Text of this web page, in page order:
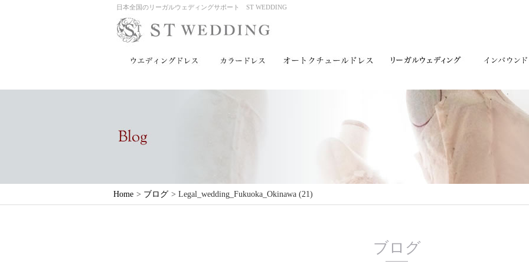
日本全国のリーガルウェディングサポート ST WEDDING
Home > ブログ > Legal_wedding_Fukuoka_Okinawa (21)
ブログ